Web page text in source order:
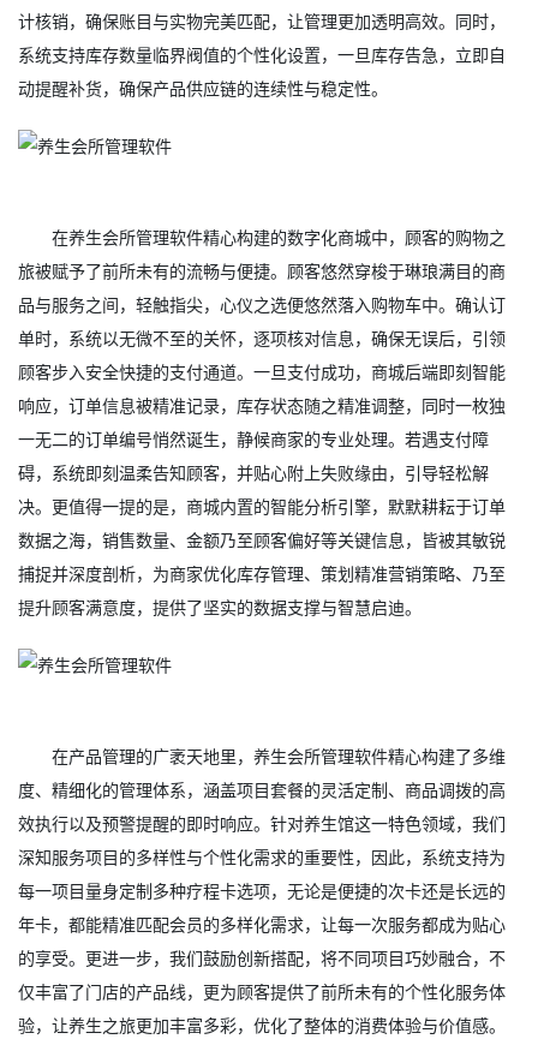
计核销，确保账目与实物完美匹配，让管理更加透明高效。同时，
系统支持库存数量临界阀值的个性化设置，一旦库存告急，立即自
动提醒补货，确保产品供应链的连续性与稳定性。
在养生会所管理软件精心构建的数字化商城中，顾客的购物之
旅被赋予了前所未有的流畅与便捷。顾客悠然穿梭于琳琅满目的商
品与服务之间，轻触指尖，心仪之选便悠然落入购物车中。确认订
单时，系统以无微不至的关怀，逐项核对信息，确保无误后，引领
顾客步入安全快捷的支付通道。一旦支付成功，商城后端即刻智能
响应，订单信息被精准记录，库存状态随之精准调整，同时一枚独
一无二的订单编号悄然诞生，静候商家的专业处理。若遇支付障
碍，系统即刻温柔告知顾客，并贴心附上失败缘由，引导轻松解
决。更值得一提的是，商城内置的智能分析引擎，默默耕耘于订单
数据之海，销售数量、金额乃至顾客偏好等关键信息，皆被其敏锐
捕捉并深度剖析，为商家优化库存管理、策划精准营销策略、乃至
提升顾客满意度，提供了坚实的数据支撑与智慧启迪。
在产品管理的广袤天地里，养生会所管理软件精心构建了多维
度、精细化的管理体系，涵盖项目套餐的灵活定制、商品调拨的高
效执行以及预警提醒的即时响应。针对养生馆这一特色领域，我们
深知服务项目的多样性与个性化需求的重要性，因此，系统支持为
每一项目量身定制多种疗程卡选项，无论是便捷的次卡还是长远的
年卡，都能精准匹配会员的多样化需求，让每一次服务都成为贴心
的享受。更进一步，我们鼓励创新搭配，将不同项目巧妙融合，不
仅丰富了门店的产品线，更为顾客提供了前所未有的个性化服务体
验，让养生之旅更加丰富多彩，优化了整体的消费体验与价值感。